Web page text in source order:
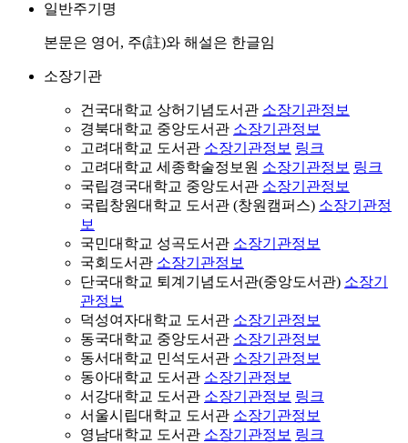
일반주기명
본문은 영어, 주(註)와 해설은 한글임
소장기관
건국대학교 상허기념도서관 소장기관정보
경북대학교 중앙도서관 소장기관정보
고려대학교 도서관 소장기관정보 링크
고려대학교 세종학술정보원 소장기관정보 링크
국립경국대학교 중앙도서관 소장기관정보
국립창원대학교 도서관 (창원캠퍼스) 소장기관정
보
국민대학교 성곡도서관 소장기관정보
국회도서관 소장기관정보
단국대학교 퇴계기념도서관(중앙도서관) 소장기
관정보
덕성여자대학교 도서관 소장기관정보
동국대학교 중앙도서관 소장기관정보
동서대학교 민석도서관 소장기관정보
동아대학교 도서관 소장기관정보
서강대학교 도서관 소장기관정보 링크
서울시립대학교 도서관 소장기관정보
영남대학교 도서관 소장기관정보 링크